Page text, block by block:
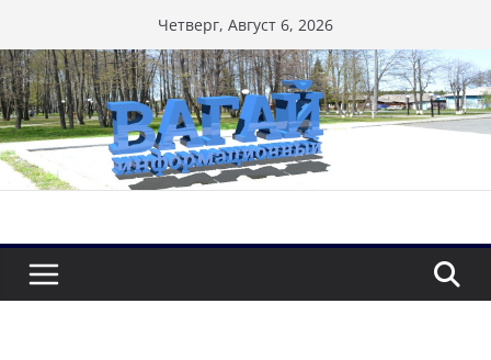
к
содержимому
Четверг, Август 6, 2026